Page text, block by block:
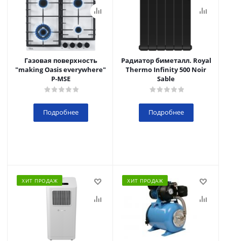
Газовая поверхность
"making Oasis everywhere"
P-MSE
Подробнее
Радиатор биметалл. Royal
Thermo Infinity 500 Noir
Sable
Подробнее
ХИТ ПРОДАЖ ХИТ ПРОДАЖ